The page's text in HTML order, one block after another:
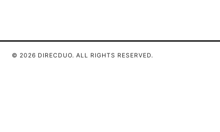
© 2026 DIRECDUO. ALL RIGHTS RESERVED.